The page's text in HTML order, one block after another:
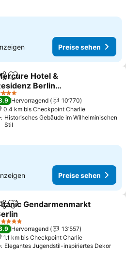
Preise sehen
Zu Favoriten hinzufügen
Hotel &
Berlin
Charlie
sehen
Hervorragend
10’770
0.4 km bis Checkpoint Charlie
Historisches Gebäude im Wilhelminischen
Stil
Preise sehen
Zu Favoriten hinzufügen
Gendarmenmarkt
sehen
Hervorragend
13’557
1.1 km bis Checkpoint Charlie
Elegantes Jugendstil-inspiriertes Dekor